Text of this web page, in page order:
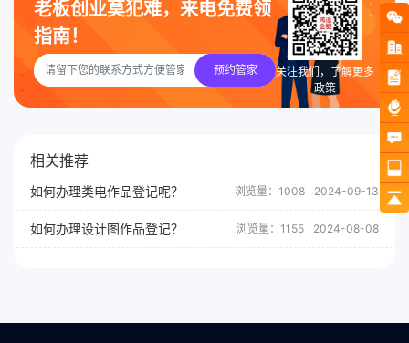
老板创业莫犯难，来电免费领
指南！
预约管家
关注我们，了解更多
政策
相关推荐
如何办理类电作品登记呢？ 浏览量：1008 2024-09-13
如何办理设计图作品登记？ 浏览量：1155 2024-08-08